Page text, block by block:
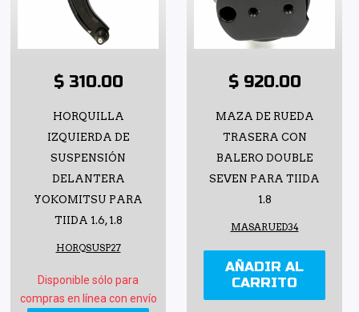
$ 310.00
HORQUILLA
IZQUIERDA DE
SUSPENSIÓN
DELANTERA
YOKOMITSU PARA
TIIDA 1.6, 1.8
HORQSUSP27
Disponible sólo para
compras en línea con envío
$ 920.00
MAZA DE RUEDA
TRASERA CON
BALERO DOUBLE
SEVEN PARA TIIDA
1.8
MASARUED34
AÑADIR AL
CARRITO